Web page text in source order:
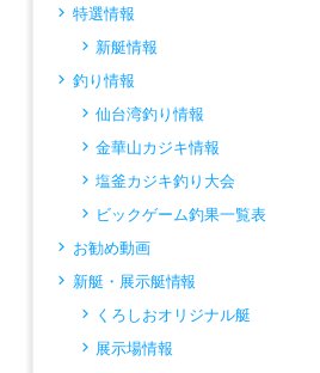
特選情報
新艇情報
釣り情報
仙台湾釣り情報
金華山カジキ情報
塩釜カジキ釣り大会
ビックゲーム釣果一覧表
お勧め動画
新艇・展示艇情報
くろしおオリジナル艇
展示場情報